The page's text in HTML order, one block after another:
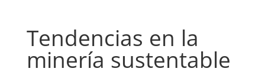
Tendencias en la
minería sustentable